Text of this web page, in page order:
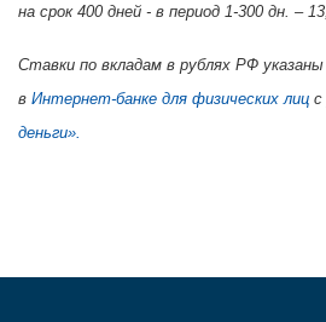
на срок 400 дней - в период 1-300 дн. –
Ставки по вкладам в рублях РФ
в Интернет-банке для физических лиц
деньги».